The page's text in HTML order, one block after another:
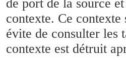
de port de la source
contexte. Ce
évite de consulter les
contexte est détruit